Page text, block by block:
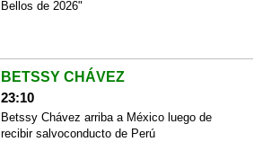
Bellos de 2026"
BETSSY CHÁVEZ
23:10
Betssy Chávez arriba a México luego de
recibir salvoconducto de Perú